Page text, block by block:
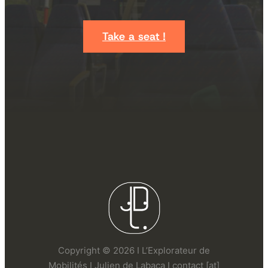
Take a seat !
Copyright © 2026 I L’Explorateur de
Mobilités I Julien de Labaca I contact [at]